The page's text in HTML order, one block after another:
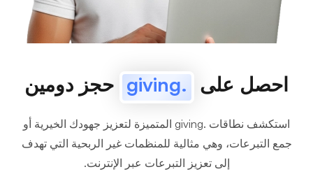
احصل على .giving حجز دومين
استكشف نطاقات .giving المتميزة لتعزيز جهودك الخيرية أو
جمع التبرعات، وهي مثالية للمنظمات غير الربحية التي تهدف
إلى تعزيز التبرعات عبر الإنترنت.